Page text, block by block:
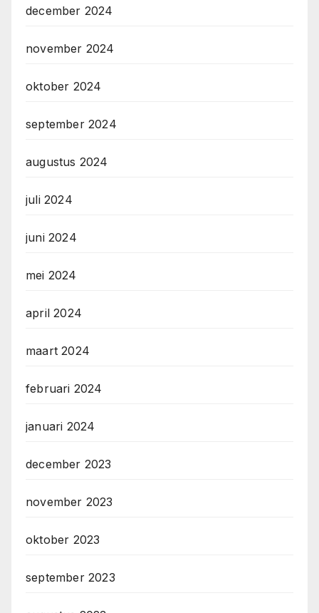
december 2024
november 2024
oktober 2024
september 2024
augustus 2024
juli 2024
juni 2024
mei 2024
april 2024
maart 2024
februari 2024
januari 2024
december 2023
november 2023
oktober 2023
september 2023